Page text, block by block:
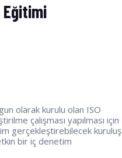
Eğitimi
olarak kurulu olan ISO
çalışması yapılması için
gerçekleştirebilecek kuruluş
bir iç denetim